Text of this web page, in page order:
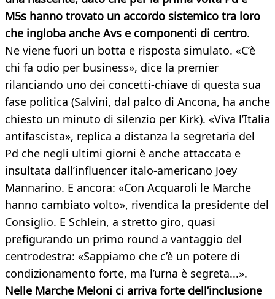
M5s hanno trovato un accordo sistemico tra loro
che ingloba anche Avs e componenti di centro.
Ne viene fuori un botta e risposta simulato. «C’è
chi fa odio per business», dice la premier
rilanciando uno dei concetti-chiave di questa sua
fase politica (Salvini, dal palco di Ancona, ha anche
chiesto un minuto di silenzio per Kirk). «Viva l’Italia
antifascista», replica a distanza la segretaria del
Pd che negli ultimi giorni è anche attaccata e
insultata dall’influencer italo-americano Joey
Mannarino. E ancora: «Con Acquaroli le Marche
hanno cambiato volto», rivendica la presidente del
Consiglio. E Schlein, a stretto giro, quasi
prefigurando un primo round a vantaggio del
centrodestra: «Sappiamo che c’è un potere di
condizionamento forte, ma l’urna è segreta...».
Nelle Marche Meloni ci arriva forte dell’inclusione